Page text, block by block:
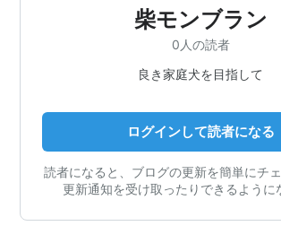
柴モンブラン
0人の読者
良き家庭犬を目指して
ログインして読者になる
読者になると、ブログの更新を簡単にチェ
更新通知を受け取ったりできるように